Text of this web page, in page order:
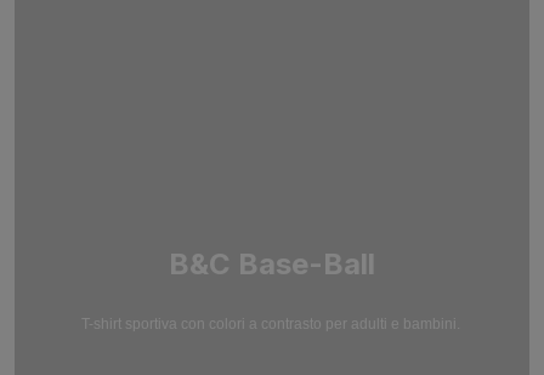
B&C Base-Ball
T-shirt sportiva con colori a contrasto per adulti e bambini.